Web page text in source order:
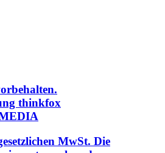
thinkfox
MwSt. Die